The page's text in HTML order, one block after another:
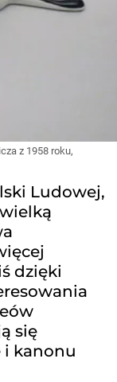
z 1958 roku,
Ludowej,
dzięki
się
i kanonu